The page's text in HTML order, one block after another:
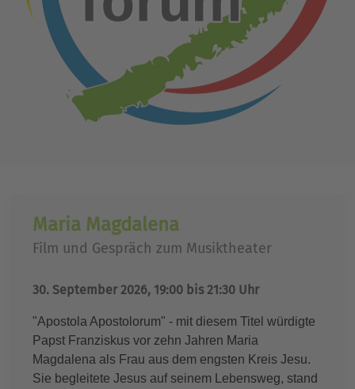
Maria Magdalena
Film und Gespräch zum Musiktheater
30. September 2026, 19:00 bis 21:30 Uhr
"Apostola Apostolorum" - mit diesem Titel würdigte
Papst Franziskus vor zehn Jahren Maria
Magdalena als Frau aus dem engsten Kreis Jesu.
Sie begleitete Jesus auf seinem Lebensweg, stand